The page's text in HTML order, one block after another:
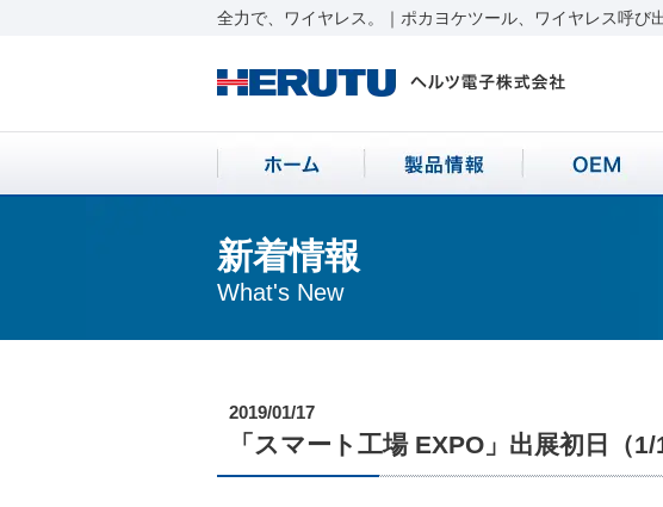
全力で、ワイヤレス。｜ポカヨケツール、ワイヤレス呼
新着情報
What's New
2019/01/17
「スマート工場 EXPO」出展初日（